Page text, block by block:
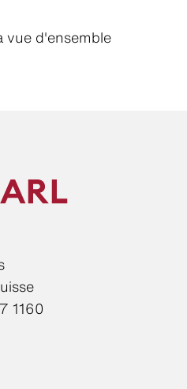
vue d'ensemble
1160